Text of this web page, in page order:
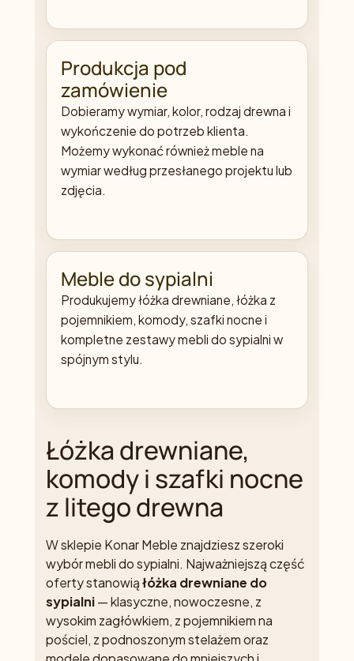
Produkcja pod
zamówienie
Dobieramy wymiar, kolor, rodzaj drewna i
wykończenie do potrzeb klienta.
Możemy wykonać również meble na
wymiar według przesłanego projektu lub
zdjęcia.
Meble do sypialni
Produkujemy łóżka drewniane, łóżka z
pojemnikiem, komody, szafki nocne i
kompletne zestawy mebli do sypialni w
spójnym stylu.
Łóżka drewniane,
komody i szafki nocne
z litego drewna
W sklepie Konar Meble znajdziesz szeroki
wybór mebli do sypialni. Najważniejszą część
oferty stanowiąłóżka drewniane do
sypialni— klasyczne, nowoczesne, z
wysokim zagłówkiem, z pojemnikiem na
pościel, z podnoszonym stelażem oraz